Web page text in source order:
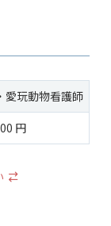
愛玩動物看護師
円